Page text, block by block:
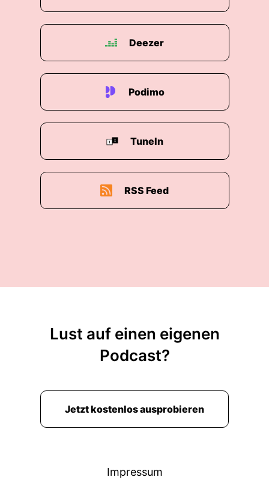
Deezer
Podimo
TuneIn
RSS Feed
Lust auf einen eigenen
Podcast?
Jetzt kostenlos ausprobieren
Impressum